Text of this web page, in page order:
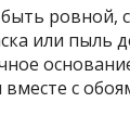
ровной,
или пыль
с